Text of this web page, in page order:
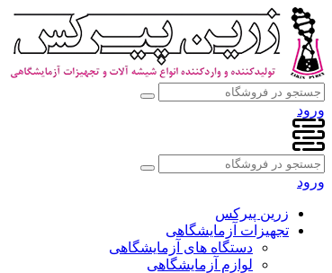
ورود
ورود
زرین پیرکس
تجهیزات آزمایشگاهی
دستگاه های آزمایشگاهی
لوازم آزمایشگاهی